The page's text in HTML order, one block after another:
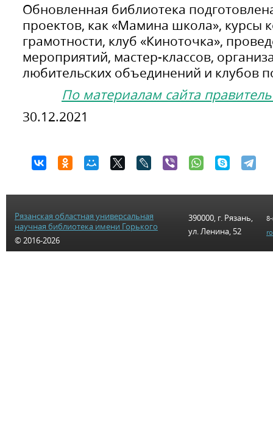
Обновленная библиотека
проектов, как «Мамина школа», курсы
грамотности, клуб «Киноточка»,
мероприятий, мастер-классов,
любительских объединений и клубов
По материалам сайта
30.12.2021
Рязанская областная универсальная
научная библиотека имени Горького
© 2016-2026
390000, г. Рязань,
ул. Ленина, 52